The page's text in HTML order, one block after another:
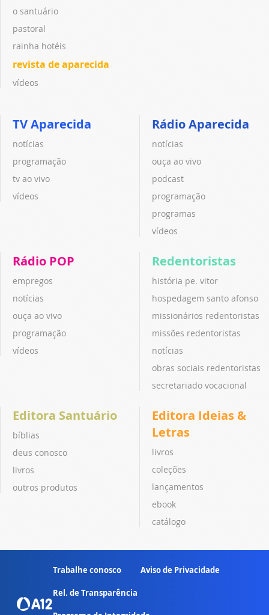
o santuário
pastoral
rainha hotéis
revista de aparecida
vídeos
TV Aparecida
notícias
programação
tv ao vivo
vídeos
Rádio Aparecida
notícias
ouça ao vivo
podcast
programação
programas
vídeos
Rádio POP
empregos
notícias
ouça ao vivo
programação
vídeos
Redentoristas
história pe. vitor
hospedagem santo afonso
missionários redentoristas
missões redentoristas
notícias
obras sociais redentoristas
secretariado vocacional
Editora Santuário
bíblias
deus conosco
livros
outros produtos
Editora Ideias &
Letras
livros
coleções
lançamentos
ebook
catálogo
Trabalhe conosco Aviso de Privacidade
Rel. de Transparência